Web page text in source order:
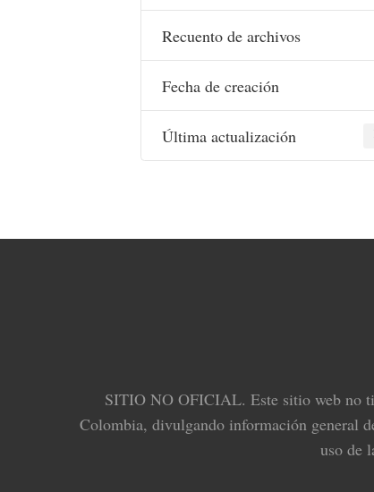
Recuento de archivos
Fecha de creación
Última actualización
SITIO NO OFICIAL. Este sitio web no
Colombia, divulgando información general
uso de